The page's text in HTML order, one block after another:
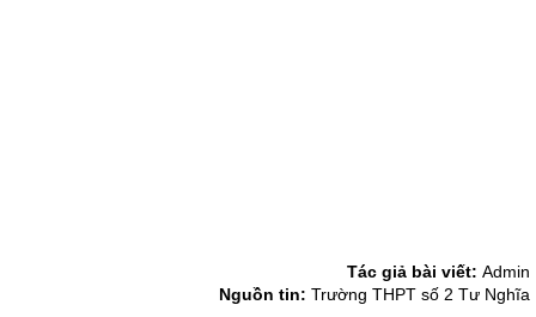
Tác giả bài viết: Admin
Nguồn tin: Trường THPT số 2 Tư Nghĩa